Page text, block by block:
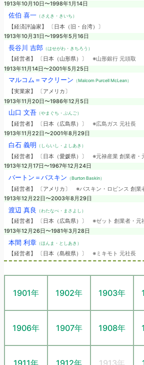
1913年10月10日〜1998年1月14日
佐伯 喜一（さえき・きいち）
【経済評論家】 〔日本（旧・台湾）〕
1913年10月31日〜1995年5月16日
長谷川 吉郎（はせがわ・きちろう）
【経営者】 〔日本（山形県）〕 ※山形銀行 元頭取
1913年11月14日〜2001年5月25日
マルコム＝マクリーン （Malcom Purcell McLean）
【実業家】 〔アメリカ〕
1913年11月20日〜1986年12月5日
山口 文吾（やまぐち・ぶんご）
【経営者】 〔日本（広島県）〕 ※広島ガス 元社長
1913年11月22日〜2001年8月29日
白石 義明 （しらいし・よしあき）
【経営者】 〔日本（愛媛県）〕 ※元禄産業 創業者・
1913年12月17日〜1967年12月24日
バートン＝バスキン （Burton Baskin）
【経営者】 〔アメリカ〕 ※バスキン・ロビンス 創業
1913年12月22日〜2003年8月29日
渡辺 真良 （わたなべ・まさよし）
【経営者】 〔日本（広島県）〕 ※ゼット 創業者・元
1913年12月26日〜1981年3月28日
本間 利章（ほんま・としあき）
【経営者】 〔日本（島根県）〕 ※ミキモト 元社長
1901年 1902年 1903年
1906年 1907年 1908年
1911年 1912年 1913年